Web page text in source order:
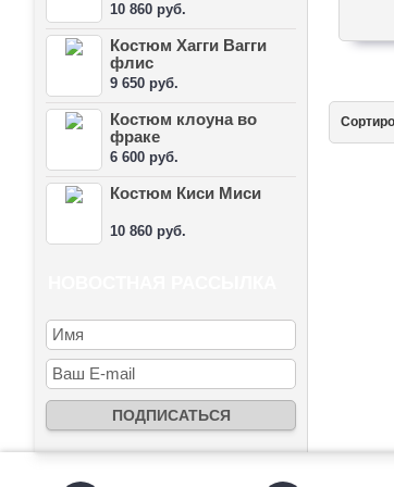
10 860 руб.
Костюм Хагги Вагги
флис
9 650 руб.
Костюм клоуна во
фраке
6 600 руб.
Костюм Киси Миси
10 860 руб.